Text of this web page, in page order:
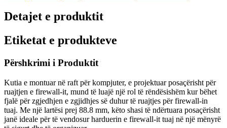
Detajet e produktit
Etiketat e produkteve
Përshkrimi i Produktit
Kutia e montuar në raft për kompjuter, e projektuar posaçërisht për
ruajtjen e firewall-it, mund të luajë një rol të rëndësishëm kur bëhet
fjalë për zgjedhjen e zgjidhjes së duhur të ruajtjes për firewall-in
tuaj. Me një lartësi prej 88.8 mm, këto shasi të ndërtuara posaçërisht
janë ideale për të vendosur harduerin e firewall-it tuaj në një mënyrë